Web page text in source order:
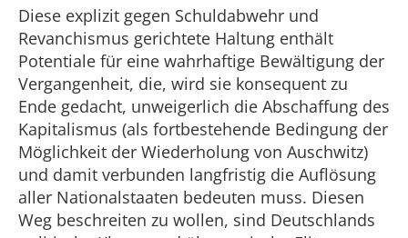
Diese explizit gegen Schuldabwehr und
Revanchismus gerichtete Haltung enthält
Potentiale für eine wahrhaftige Bewältigung der
Vergangenheit, die, wird sie konsequent zu
Ende gedacht, unweigerlich die Abschaffung des
Kapitalismus (als fortbestehende Bedingung der
Möglichkeit der Wiederholung von Auschwitz)
und damit verbunden langfristig die Auflösung
aller Nationalstaaten bedeuten muss. Diesen
Weg beschreiten zu wollen, sind Deutschlands